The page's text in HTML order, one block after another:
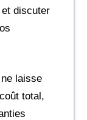
discuter
laisse
total,